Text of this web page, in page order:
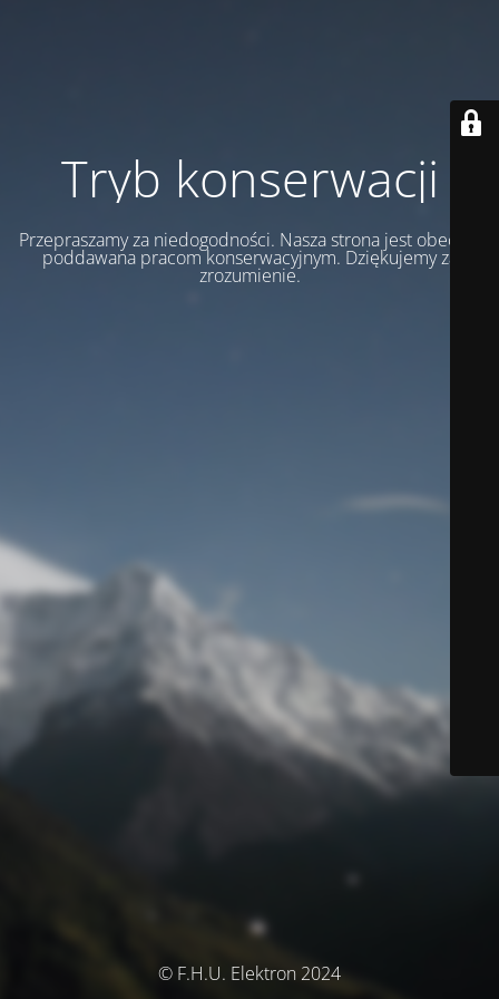
Tryb konserwacji
Przepraszamy za niedogodności. Nasza strona jest obecnie
poddawana pracom konserwacyjnym. Dziękujemy za
zrozumienie.
© F.H.U. Elektron 2024